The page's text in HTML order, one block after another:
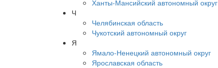
Ханты-Мансийский автономный округ
Ч
Челябинская область
Чукотский автономный округ
Я
Ямало-Ненецкий автономный округ
Ярославская область